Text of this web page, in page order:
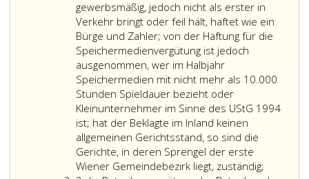
nach
Paragraph
42,
Absatz
2,
bis 7
zum
eigenen
oder
privaten
Gebrauch
vervielfältigt
durch
gewerbsmäßig, jedoch nicht als erster in
Verkehr bringt oder feil hält, haftet wie ein
Bürge und Zahler; von der Haftung für die
Speichermedienvergütung ist jedoch
ausgenommen, wer im Halbjahr
Speichermedien mit nicht mehr als 10.000
Stunden Spieldauer bezieht oder
Kleinunternehmer im Sinne des UStG 1994
ist; hat der Beklagte im Inland keinen
allgemeinen Gerichtsstand, so sind die
Gerichte, in deren Sprengel der erste
Wiener Gemeindebezirk liegt, zuständig;